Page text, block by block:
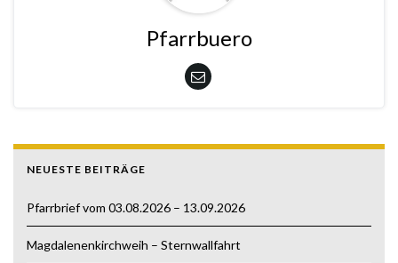
Pfarrbuero
NEUESTE BEITRÄGE
Pfarrbrief vom 03.08.2026 – 13.09.2026
Magdalenenkirchweih – Sternwallfahrt